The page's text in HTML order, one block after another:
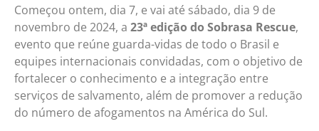
Começou ontem, dia 7, e vai até sábado, dia 9 de
novembro de 2024, a 23ª edição do Sobrasa Rescue,
evento que reúne guarda-vidas de todo o Brasil e
equipes internacionais convidadas, com o objetivo de
fortalecer o conhecimento e a integração entre
serviços de salvamento, além de promover a redução
do número de afogamentos na América do Sul.